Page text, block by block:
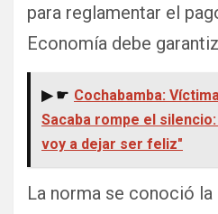
para reglamentar el
Economía debe
▶ ☛ Cochabamba:
Sacaba rompe el
voy a dejar ser feliz"
La norma se conoció